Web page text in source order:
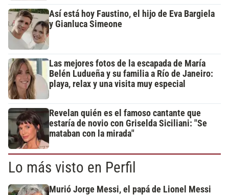
Así está hoy Faustino, el hijo de Eva Bargiela
y Gianluca Simeone
Las mejores fotos de la escapada de María
Belén Ludueña y su familia a Río de Janeiro:
playa, relax y una visita muy especial
Revelan quién es el famoso cantante que
estaría de novio con Griselda Siciliani: "Se
mataban con la mirada"
Lo más visto en Perfil
Murió Jorge Messi, el papá de Lionel Messi